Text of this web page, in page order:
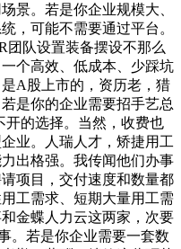
景。若是你企业规模大、
，可能不需要通过平台。
团队设置装备摆设不那么
个高效、低成本、少踩坑
A股上市的，资历老，猎
是你的企业需要招手艺总
开的选择。当然，收费也
业。人瑞人才，矫捷用工
出格强。我传闻他们办事
项目，交付速度和数量都
工需求、短期大量用工需
金蝶人力云这两家，次要
。若是你企业需要一套数